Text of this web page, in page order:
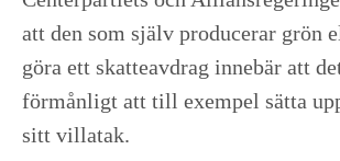
att den som själv producerar grön
göra ett skatteavdrag innebär att
förmånligt att till exempel sätta
sitt villatak.